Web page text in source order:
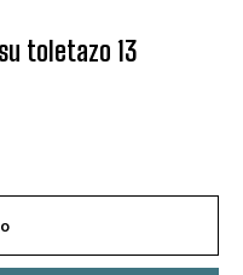
toletazo 13